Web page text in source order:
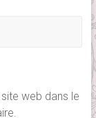
web dans le